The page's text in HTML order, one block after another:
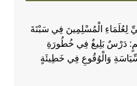
لِعُلَمَاءِ الْمُسْلِمِينَ فِي سَبْتَةَ
دَرْسٌ بَلِيغٌ فِي خُطُورَةِ
وَالْوُقُوعِ فِي خَطِيئَةٍ